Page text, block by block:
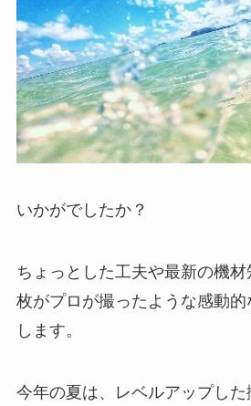
いかがでしたか？
ちょっとした工夫や最新の機
枚がプロが撮ったような感動的
します。
今年の夏は、レベルアップし